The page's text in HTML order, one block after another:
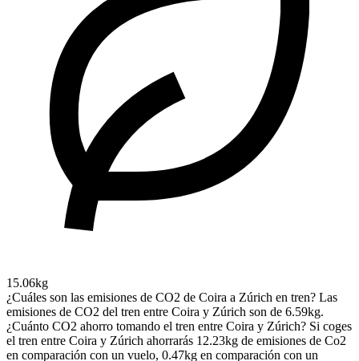
15.06kg
¿Cuáles son las emisiones de CO2 de Coira a Zúrich en tren? Las
emisiones de CO2 del tren entre Coira y Zúrich son de 6.59kg.
¿Cuánto CO2 ahorro tomando el tren entre Coira y Zúrich? Si coges
el tren entre Coira y Zúrich ahorrarás 12.23kg de emisiones de Co2
en comparación con un vuelo, 0.47kg en comparación con un